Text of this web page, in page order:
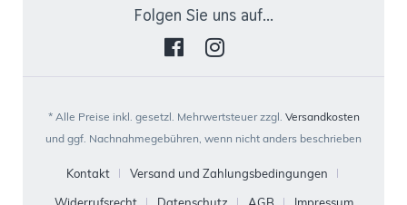
Folgen Sie uns auf...
* Alle Preise inkl. gesetzl. Mehrwertsteuer zzgl. Versandkosten
und ggf. Nachnahmegebühren, wenn nicht anders beschrieben
Kontakt
Versand und Zahlungsbedingungen